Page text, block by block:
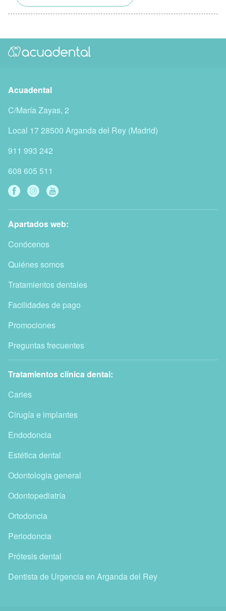
Acuadental
C/María Zayas, 2
Local 1728500 Arganda del Rey (Madrid)
911 993 242
608 605 511
Apartados web:
Conócenos
Quiénes somos
Tratamientos dentales
Facilidades de pago
Promociones
Preguntas frecuentes
Tratamientos clínica dental:
Caries
Cirugía e implantes
Endodoncia
Estética dental
Odontologia general
Odontopediatría
Ortodoncia
Periodoncia
Prótesis dental
Dentista de Urgencia en Arganda del Rey